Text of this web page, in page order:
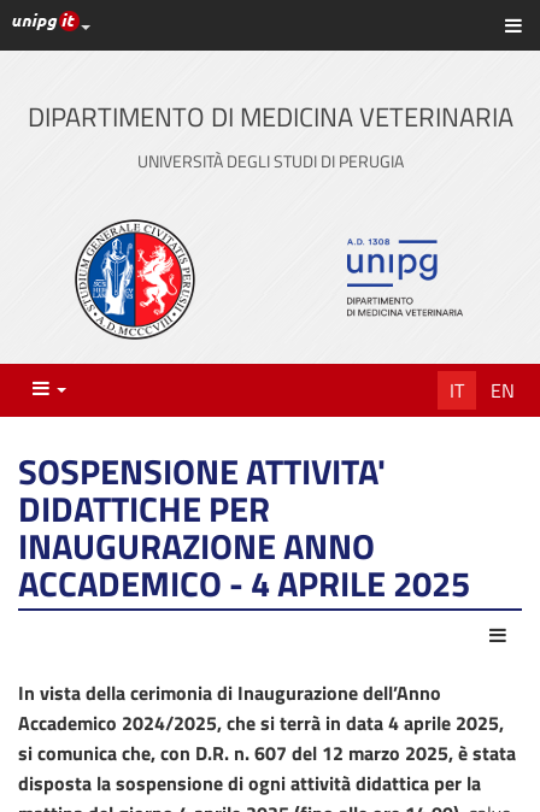
Vai
al
principale
Link ai principali servizi web di Ateneo
DIPARTIMENTO DI MEDICINA VETERINARIA
UNIVERSITÀ DEGLI STUDI DI PERUGIA
Menu IT EN
SOSPENSIONE ATTIVITA'
DIDATTICHE PER
INAUGURAZIONE ANNO
ACCADEMICO - 4 APRILE 2025
In vista della cerimonia di Inaugurazione dell’Anno
Accademico 2024/2025, che si terrà in data 4 aprile 2025,
si comunica che, con D.R. n. 607 del 12 marzo 2025,è stata
disposta la sospensione di ogni attività didattica per la